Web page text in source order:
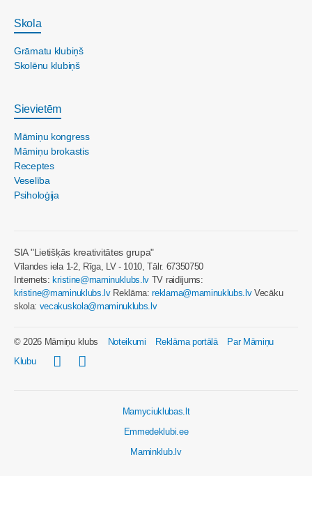
Skola
Grāmatu klubiņš
Skolēnu klubiņš
Sievietēm
Māmiņu kongress
Māmiņu brokastis
Receptes
Veselība
Psiholoģija
SIA "Lietišķās kreativitātes grupa"
Vīlandes iela 1-2, Rīga, LV - 1010, Tālr. 67350750
Internets: kristine@maminuklubs.lv TV raidījums:
kristine@maminuklubs.lvReklāma:reklama@maminuklubs.lvVecāku
skola: vecakuskola@maminuklubs.lv
© 2026 Māmiņu klubs Noteikumi Reklāma portālā
Par Māmiņu
Klubu
Mamyciuklubas.lt
Emmedeklubi.ee
Maminklub.lv